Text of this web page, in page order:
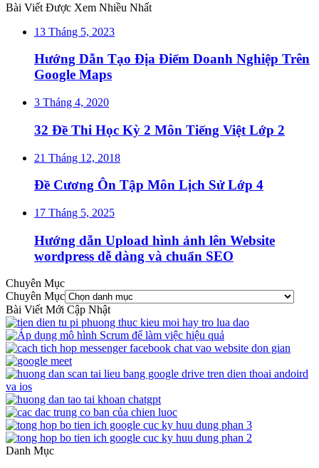
Bài Viết Được Xem Nhiều Nhất
13 Tháng 5, 2023
Hướng Dẫn Tạo Địa Điểm Doanh Nghiệp Trên
Google Maps
3 Tháng 4, 2020
32 Đề Thi Học Kỳ 2 Môn Tiếng Việt Lớp 2
21 Tháng 12, 2018
Đề Cương Ôn Tập Môn Lịch Sử Lớp 4
17 Tháng 5, 2025
Hướng dẫn Upload hình ảnh lên Website
wordpress dễ dàng và chuẩn SEO
Chuyên Mục
Chuyên Mục
Bài Viết Mới Cập Nhật
Danh Mục